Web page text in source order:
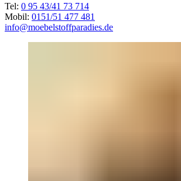
Tel: 0 95 43/41 73 714
Mobil: 0151/51 477 481
info@moebelstoffparadies.de